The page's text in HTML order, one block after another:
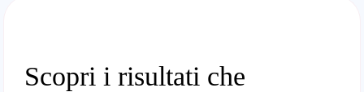
Scopri i risultati che